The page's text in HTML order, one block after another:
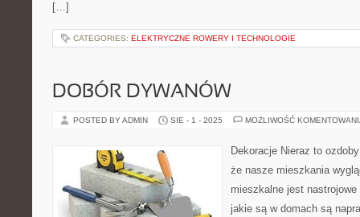
[…]
CATEGORIES: ELEKTRYCZNE ROWERY I TECHNOLOGIE
DOBÓR DYWANÓW
POSTED BY ADMIN SIE - 1 - 2025 MOŻLIWOŚĆ
Dekoracje Nieraz to
że nasze mieszkania
mieszkalne jest nastrojowe
jakie są w domach są